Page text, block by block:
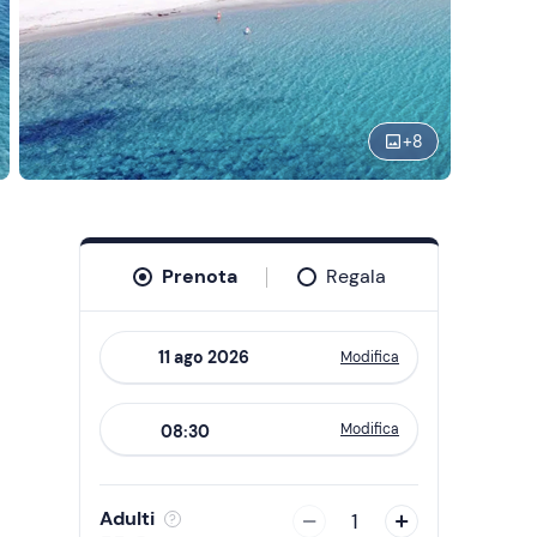
+8
Prenota Regala
forward
to
interact
with
Modifica
08:30 Modifica
Adulti 1